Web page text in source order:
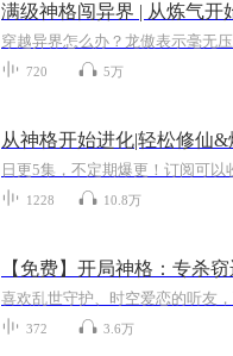
满级神格闯异界 | 从炼气开
720 5万
从神格开始进化|轻松修仙
1228 10.8万
372 3.6万